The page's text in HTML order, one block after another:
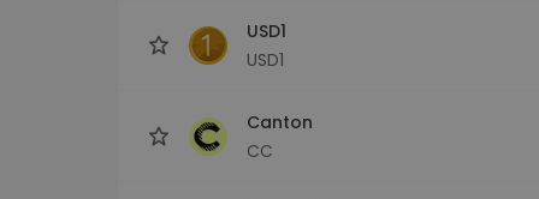
USD1
USD1
Canton
CC